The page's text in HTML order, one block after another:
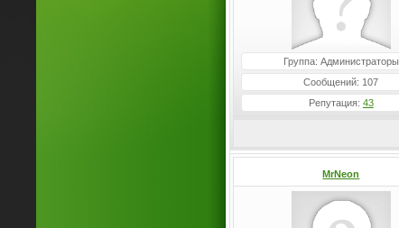
Группа: Администраторы
Сообщений: 107
Репутация: 43
MrNeon